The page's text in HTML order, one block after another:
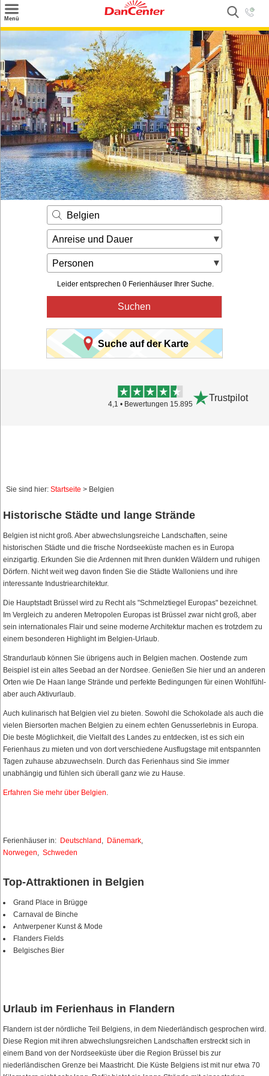
Menü
Urlaubsziele
Weitere Urlaubsziele
Angebote
Inspiration
Kontakt
Gut zu wissen
Login
Belgien
Anreise und Dauer
Personen
Leider entsprechen 0 Ferienhäuser Ihrer Suche.
Suchen
Suche auf der Karte
4,1 • Bewertungen 15.895
Trustpilot
Sie sind hier: Startseite > Belgien
Historische Städte und lange Strände
Belgien ist nicht groß. Aber abwechslungsreiche Landschaften, seine
historischen Städte und die frische Nordseeküste machen es in Europa
einzigartig. Erkunden Sie die Ardennen mit Ihren dunklen Wäldern und ruhigen
Dörfern. Nicht weit weg davon finden Sie die Städte Walloniens und ihre
interessante Industriearchitektur.
Die Hauptstadt Brüssel wird zu Recht als "Schmelztiegel Europas" bezeichnet.
Im Vergleich zu anderen Metropolen Europas ist Brüssel zwar nicht groß, aber
sein internationales Flair und seine moderne Architektur machen es trotzdem zu
einem besonderen Highlight im Belgien-Urlaub.
Strandurlaub können Sie übrigens auch in Belgien machen. Oostende zum
Beispiel ist ein altes Seebad an der Nordsee. Genießen Sie hier und an anderen
Orten wie De Haan lange Strände und perfekte Bedingungen für einen Wohlfühl-
aber auch Aktivurlaub.
Auch kulinarisch hat Belgien viel zu bieten. Sowohl die Schokolade als auch die
vielen Biersorten machen Belgien zu einem echten Genusserlebnis in Europa.
Die beste Möglichkeit, die Vielfalt des Landes zu entdecken, ist es sich ein
Ferienhaus zu mieten und von dort verschiedene Ausflugstage mit entspannten
Tagen zuhause abzuwechseln. Durch das Ferienhaus sind Sie immer
unabhängig und fühlen sich überall ganz wie zu Hause.
Erfahren Sie mehr über Belgien.
Ferienhäuser in: Deutschland , Dänemark,
Norwegen, Schweden
Top-Attraktionen in Belgien
Grand Place in Brügge
Carnaval de Binche
Antwerpener Kunst & Mode
Flanders Fields
Belgisches Bier
Urlaub im Ferienhaus in Flandern
Flandern ist der nördliche Teil Belgiens, in dem Niederländisch gesprochen wird.
Diese Region mit ihren abwechslungsreichen Landschaften erstreckt sich in
einem Band von der Nordseeküste über die Region Brüssel bis zur
niederländischen Grenze bei Maastricht. Die Küste Belgiens ist mit nur etwa 70